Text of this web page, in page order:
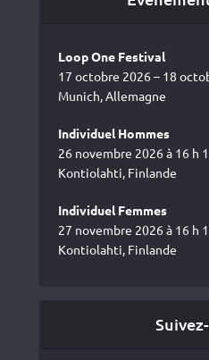
Loop One Festival
17 octobre 2026 – 18
Munich, Allemagne
Individuel Hommes
26 novembre 2026 à 16 h
Kontiolahti, Finlande
Individuel Femmes
27 novembre 2026 à 16 h
Kontiolahti, Finlande